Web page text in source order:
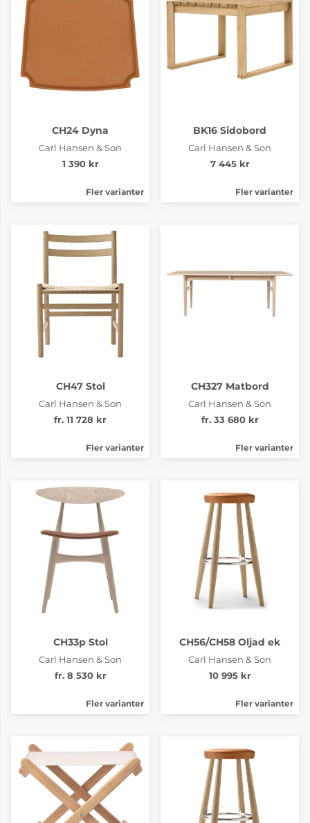
CH24 Dyna
Carl Hansen & Son
1 390 kr
Fler varianter
BK16 Sidobord
Carl Hansen & Son
7 445 kr
Fler varianter
CH47 Stol
Carl Hansen & Son
fr. 11 728 kr
Fler varianter
CH327 Matbord
Carl Hansen & Son
fr. 33 680 kr
Fler varianter
CH33p Stol
Carl Hansen & Son
fr. 8 530 kr
Fler varianter
CH56/CH58 Oljad ek
Carl Hansen & Son
10 995 kr
Fler varianter